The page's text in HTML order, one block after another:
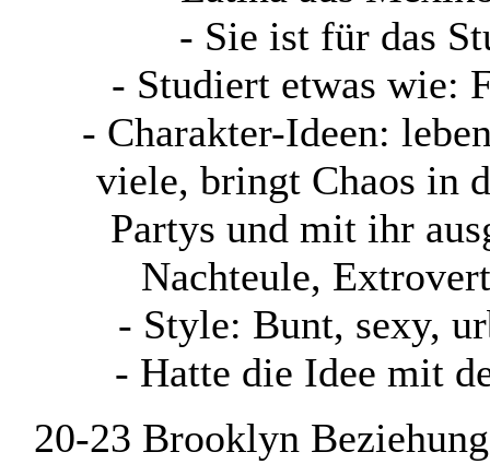
- Sie ist für das
- Studiert etwas wie:
- Charakter-Ideen:
viele, bringt Chaos in
Partys und mit ihr
Nachteule,
- Style: Bunt, sexy,
- Hatte die Idee mit
20-23 Brooklyn